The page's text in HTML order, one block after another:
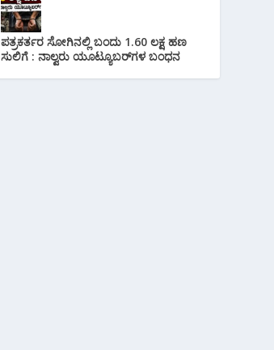
ಪತ್ರಕರ್ತರ ಸೋಗಿನಲ್ಲಿ ಬಂದು 1.60 ಲಕ್ಷ ಹಣ
ಸುಲಿಗೆ : ನಾಲ್ವರು ಯೂಟ್ಯೂಬರ್‌ಗಳ ಬಂಧನ